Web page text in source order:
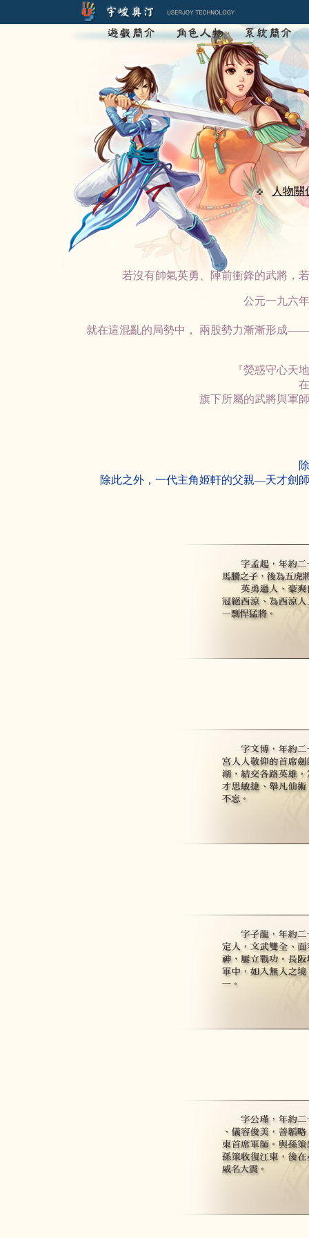
人物關
若沒有帥氣英勇、陣前衝鋒的武將，
公元一九六
就在這混亂的局勢中， 兩股勢力漸漸形成
『熒惑守心天
旗下所屬的武將與軍
除此之外，一代主角姬軒的父親—天才劍